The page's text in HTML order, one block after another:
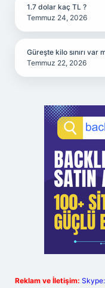
1.7 dolar kaç TL ?
Temmuz 24, 2026
Güreşte kilo sınırı var
Temmuz 22, 2026
Reklam ve İletişim: